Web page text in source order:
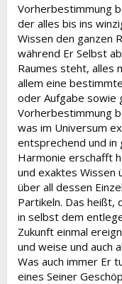
Vorherbestimmung
der alles bis ins
Wissen den ganzen
während Er Selbst
Raumes steht, alles
allem eine
oder Aufgabe sowie
Vorherbestimmung
was im Universum
entsprechend und in
Harmonie erschafft
und exaktes Wissen
über all dessen
Partikeln. Das heißt,
in selbst dem
Zukunft einmal
und weise und auch
Was auch immer Er
eines Seiner